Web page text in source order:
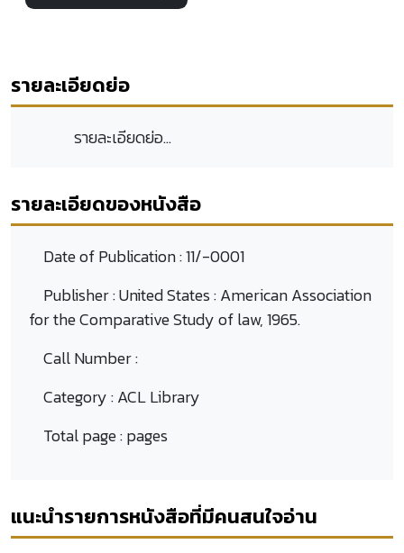
รายละเอียดย่อ
รายละเอียดย่อ...
รายละเอียดของหนังสือ
Date of Publication :11/-0001
Publisher :United States : American Association
for the Comparative Study of law, 1965.
Call Number :
Category :ACL Library
Total page :pages
แนะนำรายการหนังสือที่มีคนสนใจอ่าน